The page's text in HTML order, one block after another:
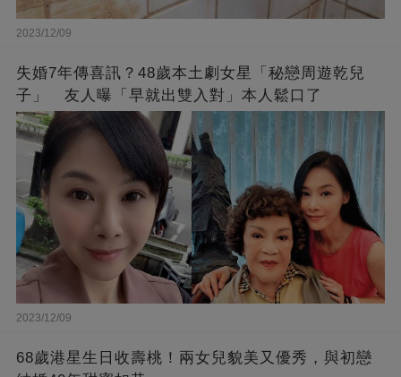
2023/12/09
失婚7年傳喜訊？48歲本土劇女星「秘戀周遊乾兒
子」 友人曝「早就出雙入對」本人鬆口了
2023/12/09
68歲港星生日收壽桃！兩女兒貌美又優秀，與初戀